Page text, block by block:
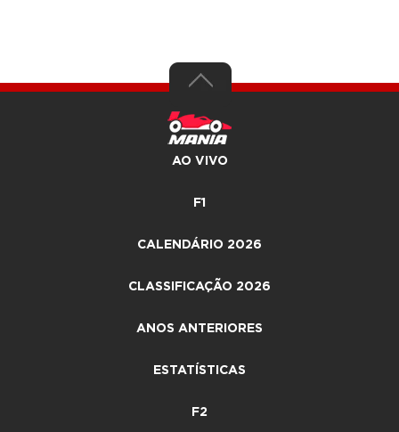
AO VIVO
F1
CALENDÁRIO 2026
CLASSIFICAÇÃO 2026
ANOS ANTERIORES
ESTATÍSTICAS
F2